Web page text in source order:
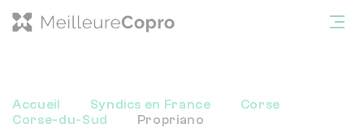
Accueil Syndics en France
Corse
Corse-du-Sud
Propriano